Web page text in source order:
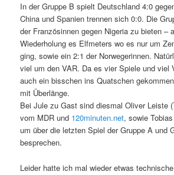
In der Gruppe B spielt Deutschland 4:0
China und Spanien trennen sich 0:0. Die
der Französinnen gegen Nigeria zu bieten –
Wiederholung es Elfmeters wo es nur um
ging, sowie ein 2:1 der Norwegerinnen.
viel um den VAR. Da es vier Spiele und viel
auch ein bisschen ins Quatschen
mit Überlänge.
Bei Jule zu Gast sind diesmal Oliver Leiste
vom MDR und 120minuten.net, sowie
um über die letzten Spiel der Gruppe A und
besprechen.
Leider hatte ich mal wieder etwas